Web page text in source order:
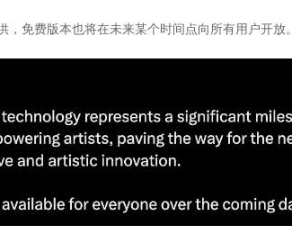
免费版本也将在未来某个时间点向所有用户开放。